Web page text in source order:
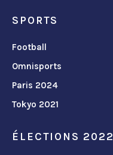
SPORTS
Football
Omnisports
Paris 2024
Tokyo 2021
ÉLECTIONS 2022